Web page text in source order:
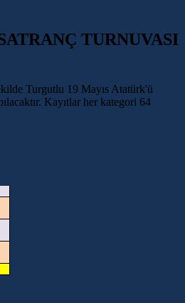
TURNUVASI
Turgutlu 19 Mayıs Atatürk'ü
Kayıtlar her kategori 64